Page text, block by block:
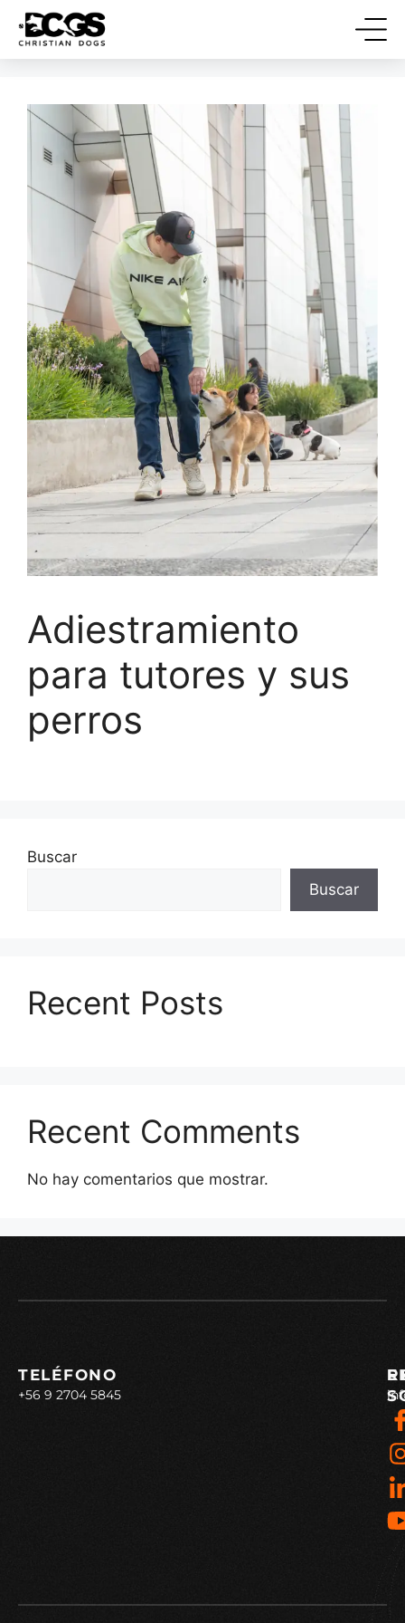
Adiestramiento
para tutores y sus
perros
Buscar
Buscar
Recent Posts
Recent Comments
No hay comentarios que mostrar.
TELÉFONO
+56 9 2704 5845